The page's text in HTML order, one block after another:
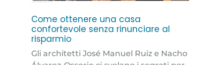
Come ottenere una casa
confortevole senza rinunciare al
risparmio
Gli architetti José Manuel Ruiz e Nacho